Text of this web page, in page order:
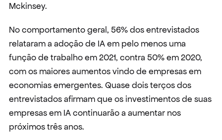
Mckinsey.
No comportamento geral, 56% dos entrevistados
relataram a adoção de IA em pelo menos uma
função de trabalho em 2021, contra 50% em 2020,
com os maiores aumentos vindo de empresas em
economias emergentes. Quase dois terços dos
entrevistados afirmam que os investimentos de suas
empresas em IA continuarão a aumentar nos
próximos três anos.